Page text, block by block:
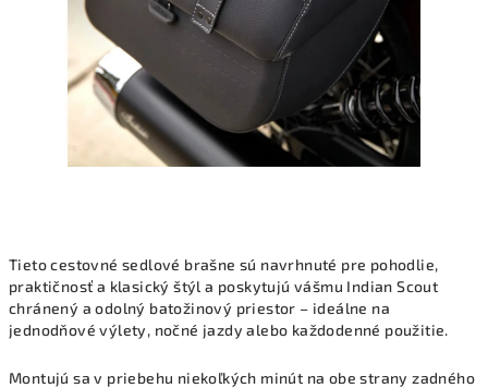
Tieto cestovné sedlové brašne sú navrhnuté pre pohodlie,
praktičnosť a klasický štýl a poskytujú vášmu Indian Scout
chránený a odolný batožinový priestor – ideálne na
jednodňové výlety, nočné jazdy alebo každodenné použitie.
Montujú sa v priebehu niekoľkých minút na obe strany zadného